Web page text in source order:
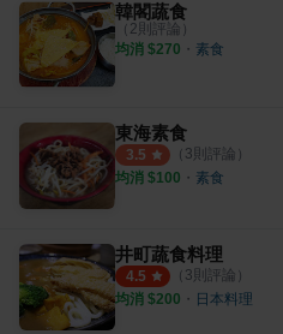
韓閣蔬食
（ 2則評論）
均消 $270 ・ 素食
東海素食
3.5 （ 3則評論）
均消 $100 ・ 素食
井町蔬食料理
4.5 （ 3則評論）
均消 $200 ・ 日本料理